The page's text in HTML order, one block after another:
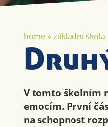
home»základní škola
V tomto školním
emocím. První
na schopnost